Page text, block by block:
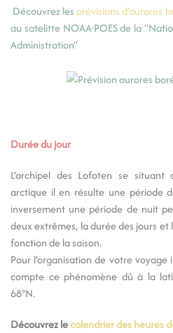
Découvrez les prévisions d'aurores
au satelitte NOAA-POES de la
Administration"
Durée du jour
L’archipel des Lofoten se
arctique il en résulte une période
inversement une période de nuit
deux extrêmes, la durée des jours
fonction de la saison.
Pour l’organisation de votre
compte ce phénomène dû à la
68°N.
Découvrez lecalendrier des heures